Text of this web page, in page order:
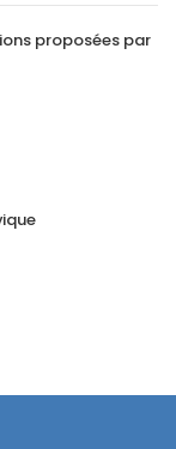
proposées par